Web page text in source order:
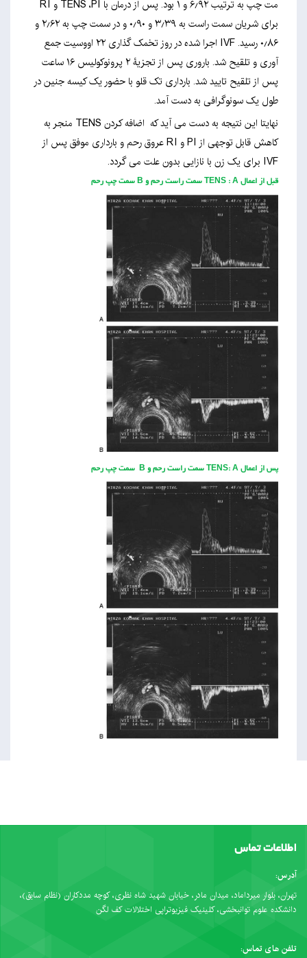
مت چپ به ترتیب ۶٫۹۲ و ۱ بود. پس از درمان با TENS ،PI و RI
برای شریان سمت راست به ۳٫۳۹ و ۰٫۹۰ و در سمت چپ به ۲٫۶۲ و
۰٫۸۶ رسید. IVF اجرا شده در روز تخمک گذاری ۲۲ اووسیت جمع
آوری و تلقیح شد. باروری پس از تجزیۀ ۲ پرونوکولیس ۱۶ ساعت
پس از تلقیح تایید شد. بارداری تک قلو با حضور یک کیسه جنین در
طول یک سونوگرافی به دست آمد.
نهایتا این نتیجه به دست می آید که اضافه کردن TENS منجر به
کاهش قابل توجهی از PI و RI عروق رحم و بارداری موفق پس از
IVF برای یک زن با نازایی بدون علت می گردد.
قبل از اعمال TENS : A سمت راست رحم و B سمت چپ رحم
پس از اعمال TENS: A سمت راست رحم و B سمت چپ رحم
اطلاعات تماس
آدرس:
تهران، بلوار میرداماد، میدان مادر، خیابان شهید شاه نظری، کوچه مددکاران (نظام سابق)،
دانشکده علوم توانبخشی، کلینیک فیزیوتراپی اختلالات کف لگن
تلفن های تماس: